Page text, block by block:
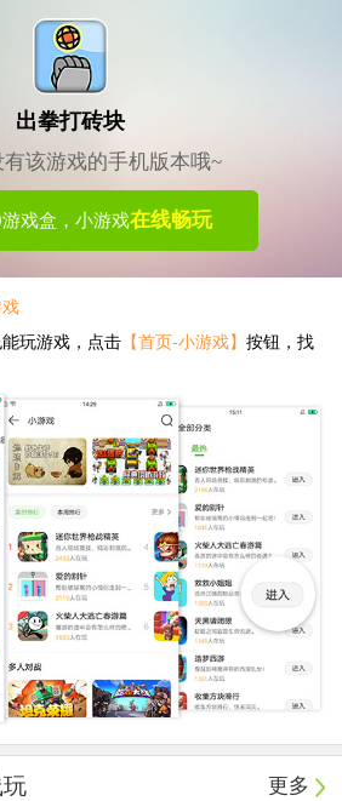
出拳打砖块
有该游戏的手机版本哦~
戏盒，小游戏在线畅玩
玩游戏，点击【首页-小游戏】 按钮，找
更多